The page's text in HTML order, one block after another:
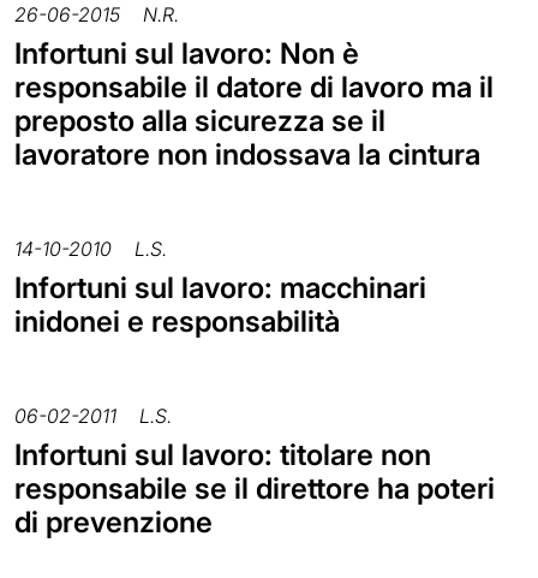
26-06-2015 N.R.
Infortuni sul lavoro: Non è
responsabile il datore di lavoro ma il
preposto alla sicurezza se il
lavoratore non indossava la cintura
14-10-2010 L.S.
Infortuni sul lavoro: macchinari
inidonei e responsabilità
06-02-2011 L.S.
Infortuni sul lavoro: titolare non
responsabile se il direttore ha poteri
di prevenzione